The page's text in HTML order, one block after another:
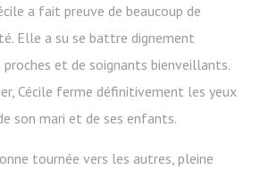
a fait preuve de beaucoup de
Elle a su se battre dignement
proches et de soignants bienveillants.
Cécile ferme définitivement les yeux
son mari et de ses enfants.
tournée vers les autres, pleine